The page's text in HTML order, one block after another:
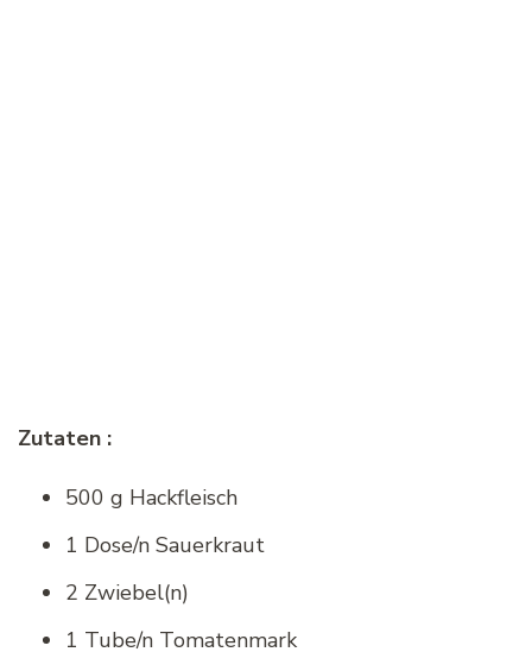
Zutaten :
500 g Hackfleisch
1 Dose/n Sauerkraut
2 Zwiebel(n)
1 Tube/n Tomatenmark